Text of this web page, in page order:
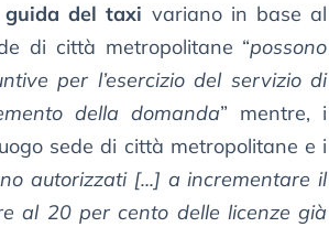
del taxi variano in base al
di città metropolitane “possono
per l’esercizio del servizio di
della domanda” mentre, i
sede di città metropolitane e i
autorizzati [...] a incrementare il
al 20 per cento delle licenze già